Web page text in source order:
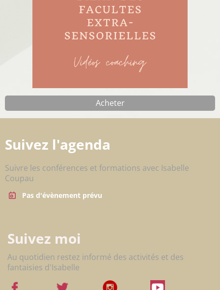
Acheter
Suivez l'agenda
Suivre les conférences et formations avec Isabelle
Coupau
Pas d'évènement prévu
Suivez moi
Au quotidien restez informé des activités et des
fantaisies d'Isabelle